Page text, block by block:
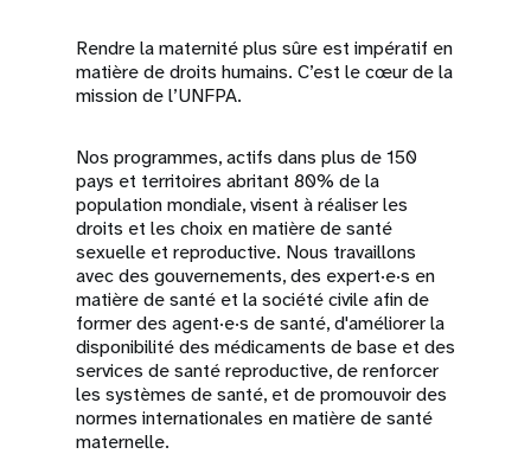
Rendre la maternité plus sûre est impératif en
matière de droits humains. C’est le cœur de la
mission de l’UNFPA.
Nos programmes, actifs dans plus de 150
pays et territoires abritant 80% de la
population mondiale, visent à réaliser les
droits et les choix en matière de santé
sexuelle et reproductive. Nous travaillons
avec des gouvernements, des expert·e·s en
matière de santé et la société civile afin de
former des agent·e·s de santé, d'améliorer la
disponibilité des médicaments de base et des
services de santé reproductive, de renforcer
les systèmes de santé, et de promouvoir des
normes internationales en matière de santé
maternelle.